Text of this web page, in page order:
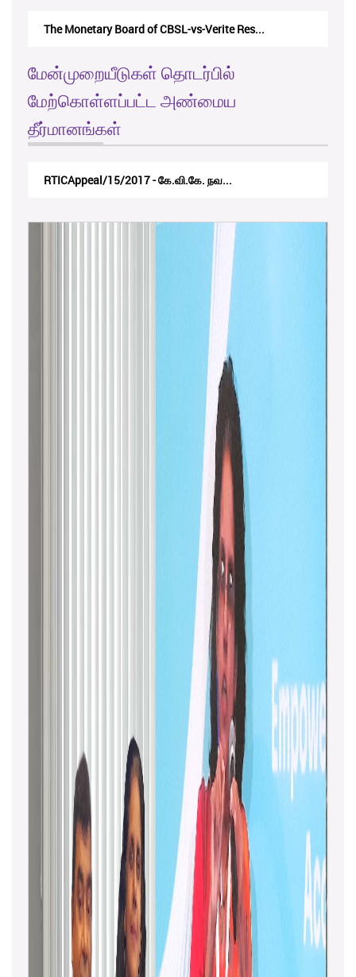
The Monetary Board of CBSL-vs-Verite Res...
மேன்முறையீடுகள் தொடர்பில்
மேற்கொள்ளப்பட்ட அண்மைய
தீர்மானங்கள்
RTICAppeal/15/2017 - கே.வி.கே. நவ...